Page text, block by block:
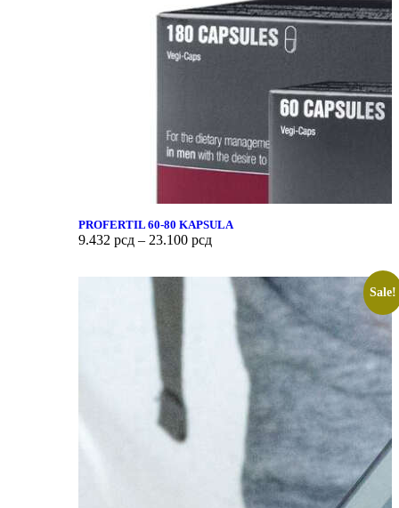
PROFERTIL 60-80 KAPSULA
9.432 рсд – 23.100 рсд
Sale!